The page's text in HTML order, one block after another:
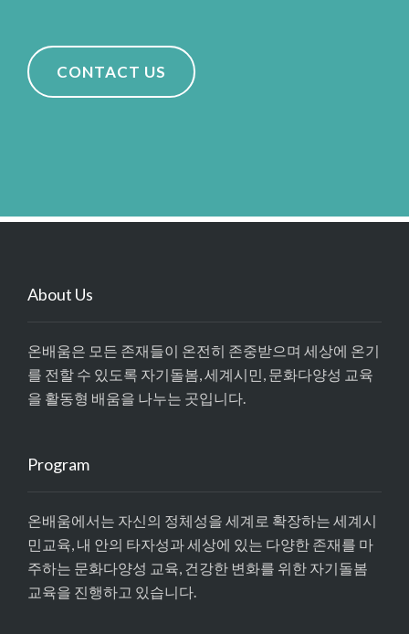
CONTACT US
About Us
온배움은 모든 존재들이 온전히 존중받으며 세상에 온기
를 전할 수 있도록 자기돌봄, 세계시민, 문화다양성 교육
을 활동형 배움을 나누는 곳입니다.
Program
온배움에서는 자신의 정체성을 세계로 확장하는 세계시
민교육, 내 안의 타자성과 세상에 있는 다양한 존재를 마
주하는 문화다양성 교육, 건강한 변화를 위한 자기돌봄
교육을 진행하고 있습니다.